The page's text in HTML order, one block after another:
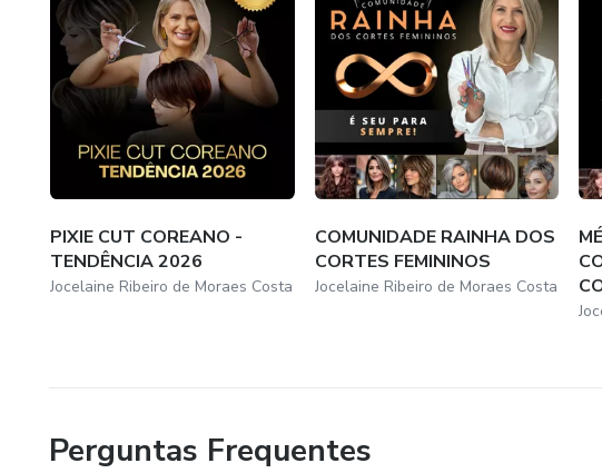
PIXIE CUT COREANO -
TENDÊNCIA 2026
Jocelaine Ribeiro de Moraes Costa
COMUNIDADE RAINHA DOS
CORTES FEMININOS
Jocelaine Ribeiro de Moraes Costa
Perguntas Frequentes